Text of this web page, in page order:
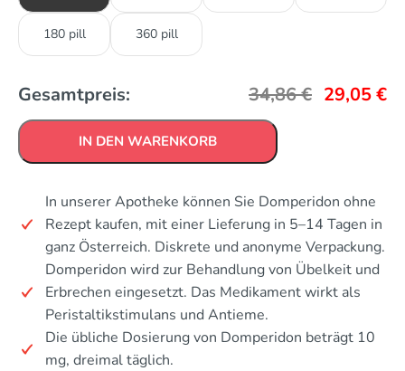
180 pill 360 pill
Gesamtpreis: 34,86€ 29,05€
IN DEN WARENKORB
In unserer Apotheke können Sie Domperidon ohne
Rezept kaufen, mit einer Lieferung in 5–14 Tagen in
ganz Österreich. Diskrete und anonyme Verpackung.
Domperidon wird zur Behandlung von Übelkeit und
Erbrechen eingesetzt. Das Medikament wirkt als
Peristaltikstimulans und Antieme.
Die übliche Dosierung von Domperidon beträgt 10
mg, dreimal täglich.